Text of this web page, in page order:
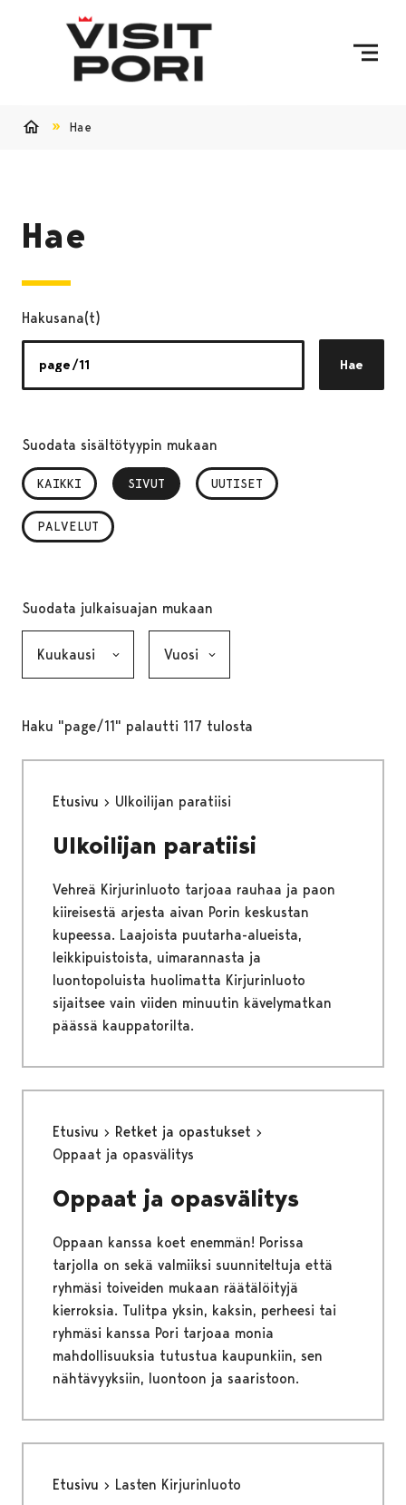
Hae
Hae
Hakusana(t)
Hae
Suodata sisältötyypin mukaan
KAIKKI SIVUT
, VALITTU UUTISET
PALVELUT
Suodata julkaisuajan mukaan
Haku "page/11" palautti 117 tulosta
Etusivu Ulkoilijan paratiisi
Ulkoilijan paratiisi
Vehreä Kirjurinluoto tarjoaa rauhaa ja paon
kiireisestä arjesta aivan Porin keskustan
kupeessa. Laajoista puutarha-alueista,
leikkipuistoista, uimarannasta ja
luontopoluista huolimatta Kirjurinluoto
sijaitsee vain viiden minuutin kävelymatkan
päässä kauppatorilta.
Etusivu
Retket ja opastukset
Oppaat ja opasvälitys
Oppaat ja opasvälitys
Oppaan kanssa koet enemmän! Porissa
tarjolla on sekä valmiiksi suunniteltuja että
ryhmäsi toiveiden mukaan räätälöityjä
kierroksia. Tulitpa yksin, kaksin, perheesi tai
ryhmäsi kanssa Pori tarjoaa monia
mahdollisuuksia tutustua kaupunkiin, sen
nähtävyyksiin, luontoon ja saaristoon.
Etusivu Lasten Kirjurinluoto